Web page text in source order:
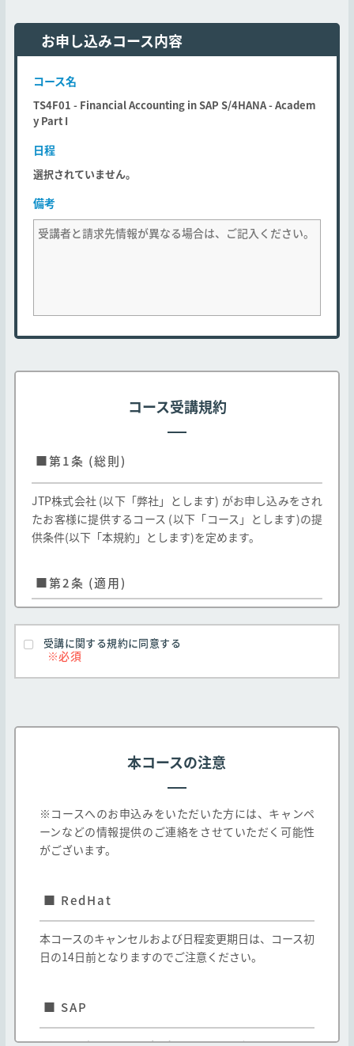
お申し込みコース内容
コース名
TS4F01 - Financial Accounting in SAP S/4HANA - Academ
y Part I
日程
選択されていません。
備考
コース受講規約
■第1条 (総則)
JTP株式会社 (以下「弊社」とします) がお申し込みをされ
たお客様に提供するコース (以下「コース」とします)の提
供条件(以下「本規約」とします)を定めます。
■第2条 (適用)
弊社のお客様に対する弊社コースの提供はお客様
が本規約のすべての条項に同意することを条件と
します
載されるコース及び、弊社教育パンフレット等に
ンフレット等に掲載されたコースであっても、以
下各号に定めるコースの取り扱いについては以下
一社研修としてのみ提供されるコースは弊社と
お客様間で別途締結する契約に基づき提供され
弊社以外の第三者が提供し、弊社が受講の取次
該第三者を「他社」とします)コースは、本規約
と他社の定める契約条件の両方が適用されるも
のとします。但し、本規約と他社の定める契約
受講に関する規約に同意する
本コースの注意
※コースへのお申込みをいただいた方には、キャンペ
ーンなどの情報提供のご連絡をさせていただく可能性
がございます。
■ RedHat
本コースのキャンセルおよび日程変更期日は、コース初
日の14日前となりますのでご注意ください。
■ SAP